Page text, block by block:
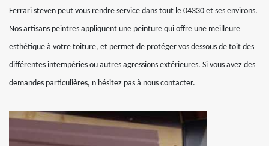
Ferrari steven peut vous rendre service dans tout le 04330 et ses environs.
Nos artisans peintres appliquent une peinture qui offre une meilleure
esthétique à votre toiture, et permet de protéger vos dessous de toit des
différentes intempéries ou autres agressions extérieures. Si vous avez des
demandes particulières, n'hésitez pas à nous contacter.